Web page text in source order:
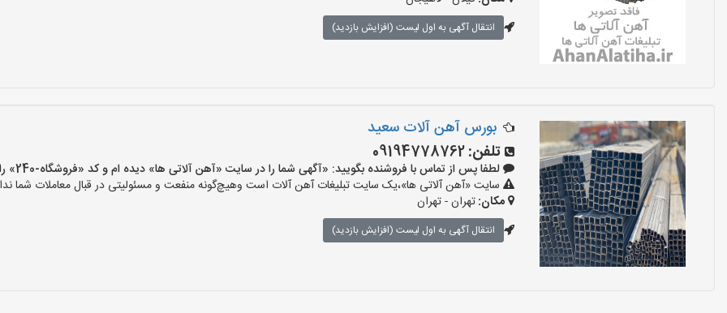
انتقال آگهی به اول لیست (افزایش بازدید)
بورس آهن آلات سعید
تلفن:09194778762
لطفا پس از تماس با فروشنده بگویید: «آگهی شما را در سایت «آهن آلاتی ها» دیده ام و کد «فروشگاه-240» را اعلام کنید»
سایت «آهن آلاتی ها»،یک سایت تبلیغات آهن آلات است وهیچ‌گونه منفعت و مسئولیتی در قبال معاملات شما
مکان:تهران - تهران
انتقال آگهی به اول لیست (افزایش بازدید)